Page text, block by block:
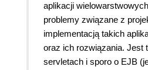
aplikacji
problemy związane z
implementacją takich
oraz ich rozwiązania. Jest
servletach i sporo o EJB